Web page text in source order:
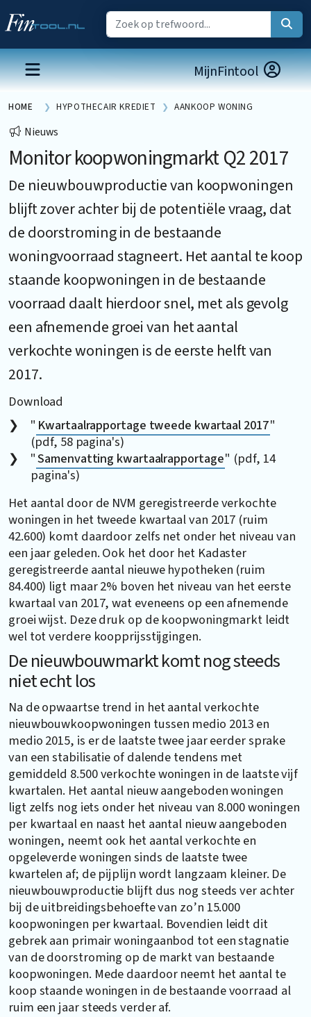
MijnFintool
HOME HYPOTHECAIR KREDIET AANKOOP WONING
Nieuws
Monitor koopwoningmarkt Q2 2017
De nieuwbouwproductie van koopwoningen
blijft zover achter bij de potentiële vraag, dat
de doorstroming in de bestaande
woningvoorraad stagneert. Het aantal te koop
staande koopwoningen in de bestaande
voorraad daalt hierdoor snel, met als gevolg
een afnemende groei van het aantal
verkochte woningen is de eerste helft van
2017.
Download
" Kwartaalrapportage tweede kwartaal 2017"
(pdf, 58 pagina's)
"Samenvatting kwartaalrapportage" (pdf, 14
pagina's)
Het aantal door de NVM geregistreerde verkochte
woningen in het tweede kwartaal van 2017 (ruim
42.600) komt daardoor zelfs net onder het niveau van
een jaar geleden. Ook het door het Kadaster
geregistreerde aantal nieuwe hypotheken (ruim
84.400) ligt maar 2% boven het niveau van het eerste
kwartaal van 2017, wat eveneens op een afnemende
groei wijst. Deze druk op de koopwoningmarkt leidt
wel tot verdere koopprijsstijgingen.
De nieuwbouwmarkt komt nog steeds
niet echt los
Na de opwaartse trend in het aantal verkochte
nieuwbouwkoopwoningen tussen medio 2013 en
medio 2015, is er de laatste twee jaar eerder sprake
van een stabilisatie of dalende tendens met
gemiddeld 8.500 verkochte woningen in de laatste vijf
kwartalen. Het aantal nieuw aangeboden woningen
ligt zelfs nog iets onder het niveau van 8.000 woningen
per kwartaal en naast het aantal nieuw aangeboden
woningen, neemt ook het aantal verkochte en
opgeleverde woningen sinds de laatste twee
kwartelen af; de pijplijn wordt langzaam kleiner. De
nieuwbouwproductie blijft dus nog steeds ver achter
bij de uitbreidingsbehoefte van zo’n 15.000
koopwoningen per kwartaal. Bovendien leidt dit
gebrek aan primair woningaanbod tot een stagnatie
van de doorstroming op de markt van bestaande
koopwoningen. Mede daardoor neemt het aantal te
koop staande woningen in de bestaande voorraad al
ruim een jaar steeds verder af.